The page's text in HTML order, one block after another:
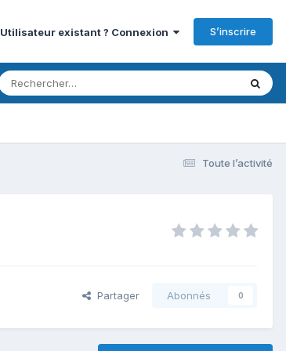
Utilisateur existant ? Connexion S’inscrire
Toute l’activité
Partager Abonnés 0